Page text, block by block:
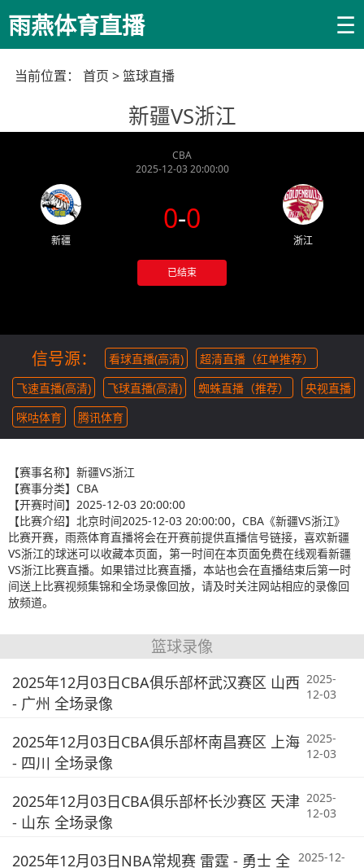
雨燕体育直播 ☰
当前位置： 首页 >篮球直播
新疆VS浙江
CBA
2025-12-03 20:00:00
新疆
0-0
已结束
浙江
信号源： 看球直播(高清)
超清直播（红单推荐）
飞速直播(高清)
飞球直播(高清) 蜘蛛直播（推荐）
央视直播
咪咕体育
腾讯体育
【赛事名称】 新疆VS浙江
【赛事分类】 CBA
【开赛时间】 2025-12-03 20:00:00
【比赛介绍】 北京时间2025-12-03 20:00:00，CBA《新疆VS浙江》
比赛开赛，雨燕体育直播将会在开赛前提供直播信号链接，喜欢新疆
VS浙江的球迷可以收藏本页面，第一时间在本页面免费在线观看新疆
VS浙江比赛直播。如果错过比赛直播，本站也会在直播结束后第一时
间送上比赛视频集锦和全场录像回放，请及时关注网站相应的录像回
放频道。
篮球录像
2025年12月03日CBA俱乐部杯武汉赛区 山西
- 广州 全场录像
2025-
12-03
2025年12月03日CBA俱乐部杯南昌赛区 上海
- 四川 全场录像
2025-
12-03
2025年12月03日CBA俱乐部杯长沙赛区 天津
- 山东 全场录像
2025-
12-03
2025年12月03日NBA常规赛 雷霆 - 勇士 全 2025-12-